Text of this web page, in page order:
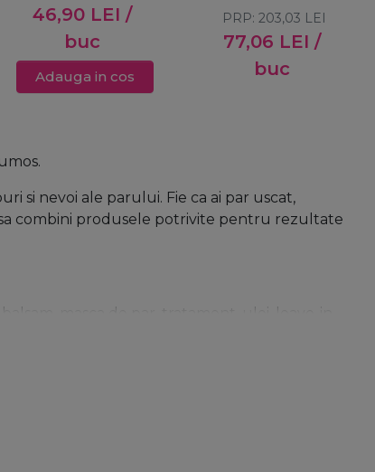
200ml
46,90 LEI /
buc
Adauga in cos
77,06 LEI /
buc
PRP:203,03 LEI
si nevoi ale parului. Fie ca ai par uscat,
combini produsele potrivite pentru rezultate
masca de par, tratament, ulei, leave-in
pentru hidratare, reparare, protectia culorii,